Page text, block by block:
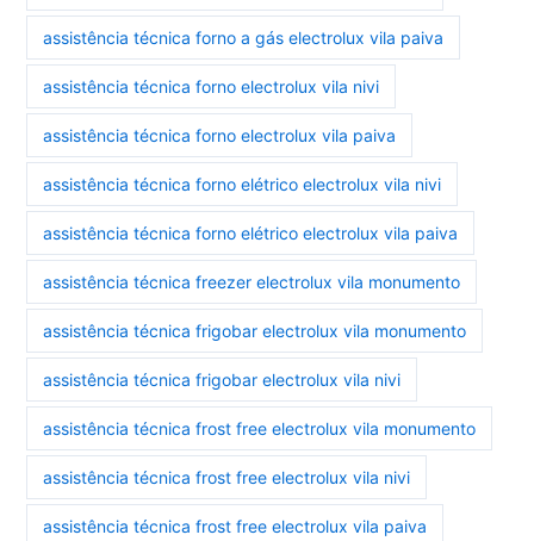
assistência técnica forno a gás electrolux vila paiva
assistência técnica forno electrolux vila nivi
assistência técnica forno electrolux vila paiva
assistência técnica forno elétrico electrolux vila nivi
assistência técnica forno elétrico electrolux vila paiva
assistência técnica freezer electrolux vila monumento
assistência técnica frigobar electrolux vila monumento
assistência técnica frigobar electrolux vila nivi
assistência técnica frost free electrolux vila monumento
assistência técnica frost free electrolux vila nivi
assistência técnica frost free electrolux vila paiva